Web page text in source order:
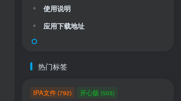
使用说明
应用下载地址
热门标签
IPA文件(792) 开心版 (503)